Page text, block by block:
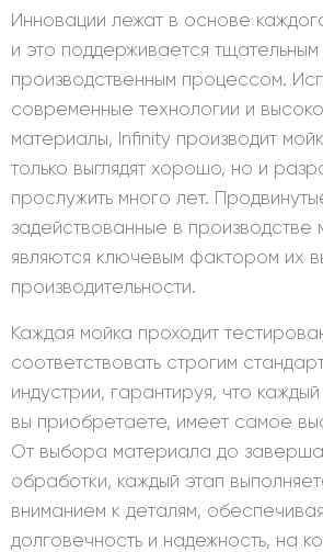
Инновации лежат в основе
и это поддерживается тщательным
производственным процессом.
современные технологии и
материалы, Infinity производит
только выглядят хорошо, но и
прослужить много лет.
задействованные в производстве
являются ключевым фактором их
производительности.
Каждая мойка проходит
соответствовать строгим
индустрии, гарантируя, что
вы приобретаете, имеет самое
От выбора материала до
обработки, каждый этап
вниманием к деталям,
долговечность и надежность, на